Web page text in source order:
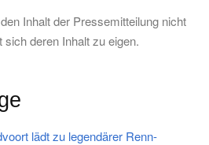
Inhalt der Pressemitteilung nicht
deren Inhalt zu eigen.
lädt zu legendärer Renn-